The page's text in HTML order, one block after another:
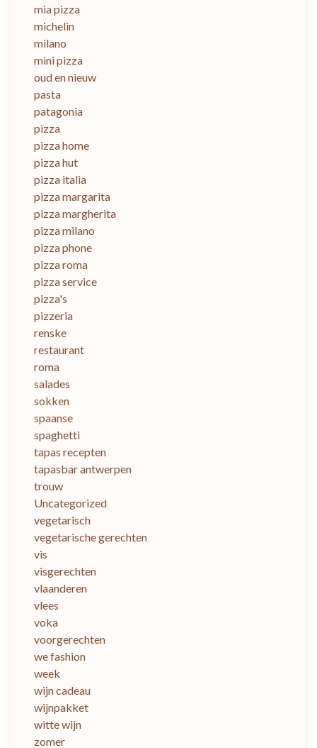
mia pizza
michelin
milano
mini pizza
oud en nieuw
pasta
patagonia
pizza
pizza home
pizza hut
pizza italia
pizza margarita
pizza margherita
pizza milano
pizza phone
pizza roma
pizza service
pizza's
pizzeria
renske
restaurant
roma
salades
sokken
spaanse
spaghetti
tapas recepten
tapasbar antwerpen
trouw
Uncategorized
vegetarisch
vegetarische gerechten
vis
visgerechten
vlaanderen
vlees
voka
voorgerechten
we fashion
week
wijn cadeau
wijnpakket
witte wijn
zomer